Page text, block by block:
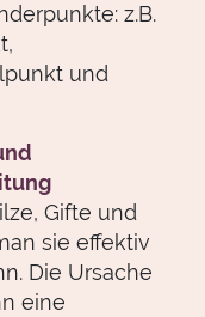
z.B.
und
Gifte und
sie effektiv
Die Ursache
eine